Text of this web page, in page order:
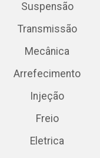
Suspensão
Transmissão
Mecânica
Arrefecimento
Injeção
Freio
Eletrica